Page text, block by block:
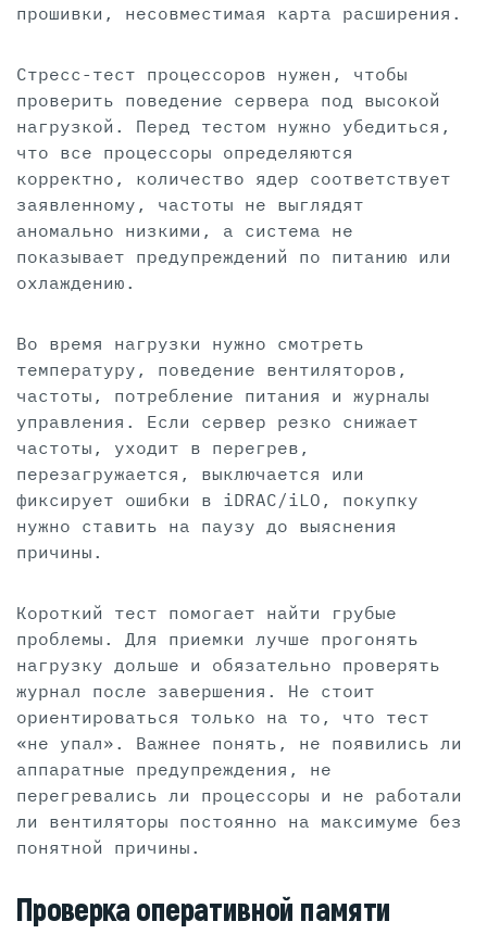
прошивки, несовместимая карта расширения.
Стресс-тест процессоров нужен, чтобы
проверить поведение сервера под высокой
нагрузкой. Перед тестом нужно убедиться,
что все процессоры определяются
корректно, количество ядер соответствует
заявленному, частоты не выглядят
аномально низкими, а система не
показывает предупреждений по питанию или
охлаждению.
Во время нагрузки нужно смотреть
температуру, поведение вентиляторов,
частоты, потребление питания и журналы
управления. Если сервер резко снижает
частоты, уходит в перегрев,
перезагружается, выключается или
фиксирует ошибки в iDRAC/iLO, покупку
нужно ставить на паузу до выяснения
причины.
Короткий тест помогает найти грубые
проблемы. Для приемки лучше прогонять
нагрузку дольше и обязательно проверять
журнал после завершения. Не стоит
ориентироваться только на то, что тест
«не упал». Важнее понять, не появились ли
аппаратные предупреждения, не
перегревались ли процессоры и не работали
ли вентиляторы постоянно на максимуме без
понятной причины.
Проверка оперативной памяти